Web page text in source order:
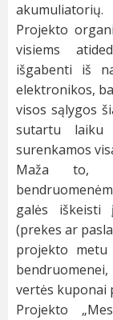
akumuliatorių.
Projekto
visiems
išgabenti iš
elektronikos,
visos sąlygos
sutartu
surenkamos
Maža to,
galės
(prekes ar
projekto
vertės kuponai
Projekto